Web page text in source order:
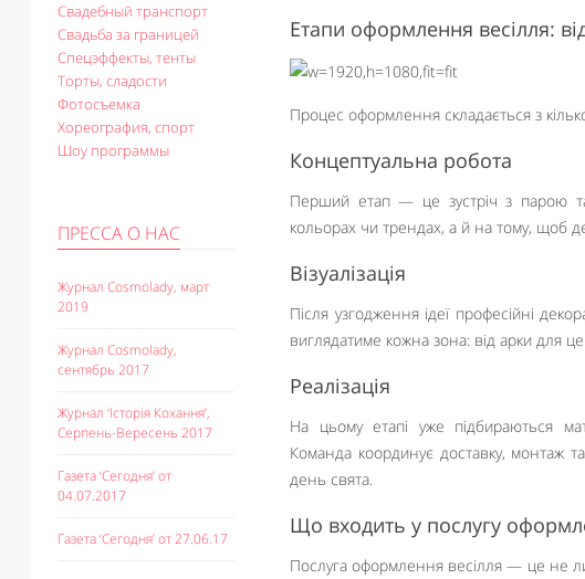
Свадебный транспорт
Свадьба за границей
Спецэффекты, тенты
Торты, сладости
Фотосъемка
Хореография, спорт
Шоу программы
ПРЕССА О НАС
Журнал Cosmolady, март
2019
Журнал Cosmolady,
сентябрь 2017
Журнал ‘Історія Кохання’,
Серпень-Вересень 2017
Газета ‘Сегодня’ от
04.07.2017
Газета ‘Сегодня’ от 27.06.17
Етапи оформлення весілля: від
Процес оформлення складається з
Концептуальна робота
Перший етап — це зустріч з парою
кольорах чи трендах, а й на тому, щоб
Візуалізація
Після узгодження ідеї професійні
виглядатиме кожна зона: від арки для
Реалізація
На цьому етапі уже підбираються
Команда координує доставку, монтаж
день свята.
Що входить у послугу
Послуга оформлення весілля — це не